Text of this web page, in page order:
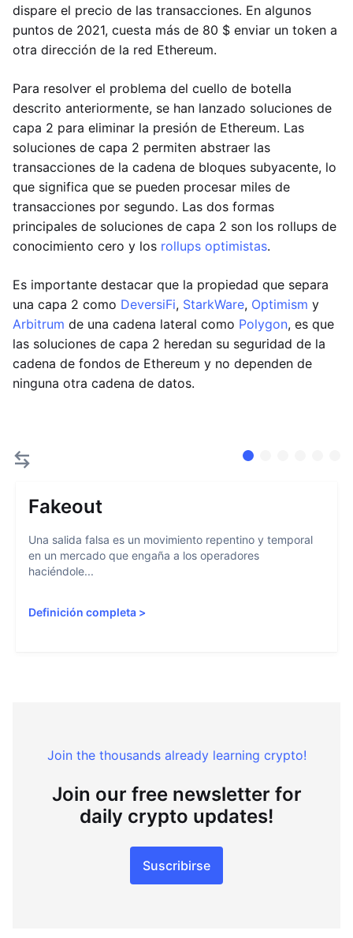
dispare el precio de las transacciones. En algunos
puntos de 2021, cuesta más de 80 $ enviar un token a
otra dirección de la red Ethereum.
Para resolver el problema del cuello de botella
descrito anteriormente, se han lanzado soluciones de
capa 2 para eliminar la presión de Ethereum. Las
soluciones de capa 2 permiten abstraer las
transacciones de la cadena de bloques subyacente, lo
que significa que se pueden procesar miles de
transacciones por segundo. Las dos formas
principales de soluciones de capa 2 son los rollups de
conocimiento cero y los rollups optimistas.
Es importante destacar que la propiedad que separa
una capa 2 como DeversiFi, StarkWare, Optimism y
Arbitrum de una cadena lateral como Polygon, es que
las soluciones de capa 2 heredan su seguridad de la
cadena de fondos de Ethereum y no dependen de
ninguna otra cadena de datos.
Fakeout
Una salida falsa es un movimiento repentino y temporal
en un mercado que engaña a los operadores
haciéndole...
Definición completa >
Join the thousands already learning crypto!
Join our free newsletter for
daily crypto updates!
Suscribirse